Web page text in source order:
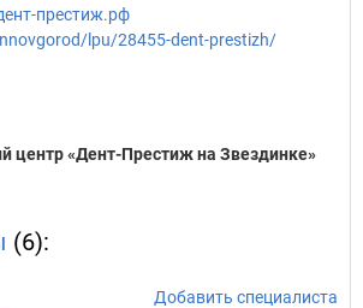
престиж.рф
lpu/28455-dent-prestizh/
центр «Дент-Престиж на Звездинке»
(6):
Добавить специалиста